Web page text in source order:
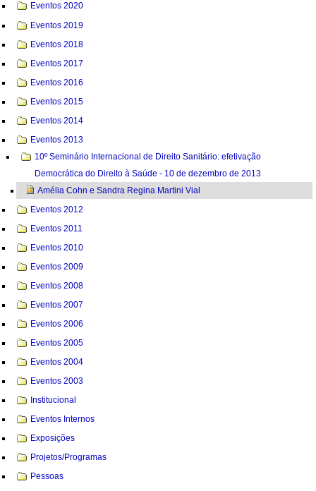
Eventos 2020
Eventos 2019
Eventos 2018
Eventos 2017
Eventos 2016
Eventos 2015
Eventos 2014
Eventos 2013
10º Seminário Internacional de Direito Sanitário: efetivação
Democrática do Direito à Saúde - 10 de dezembro de 2013
Amélia Cohn e Sandra Regina Martini Vial
Eventos 2012
Eventos 2011
Eventos 2010
Eventos 2009
Eventos 2008
Eventos 2007
Eventos 2006
Eventos 2005
Eventos 2004
Eventos 2003
Institucional
Eventos Internos
Exposições
Projetos/Programas
Pessoas